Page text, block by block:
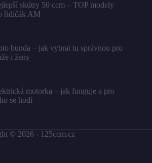
skútry 50 ccm – TOP modely
řidičák AM
bunda – jak vybrat tu správnou pro
i ženy
motorka – jak funguje a pro
se hodí
© 2026 - 125ccm.cz